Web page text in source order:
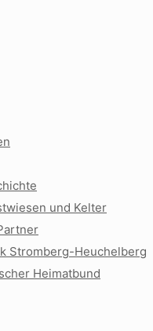
und Kelter
Stromberg-Heuchelberg
Heimatbund